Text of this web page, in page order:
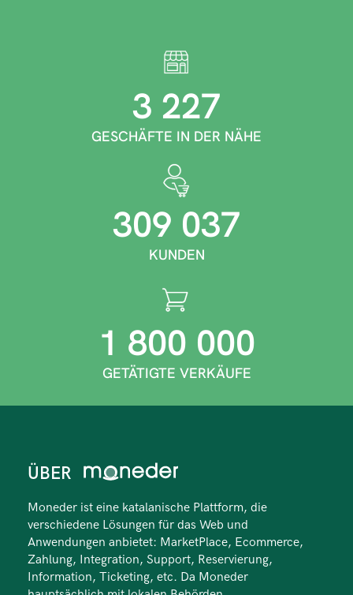
3 227
GESCHÄFTE IN DER NÄHE
309 037
KUNDEN
1 800 000
GETÄTIGTE VERKÄUFE
ÜBER
Moneder ist eine katalanische Plattform, die
verschiedene Lösungen für das Web und
Anwendungen anbietet: MarketPlace, Ecommerce,
Zahlung, Integration, Support, Reservierung,
Information, Ticketing, etc. Da Moneder